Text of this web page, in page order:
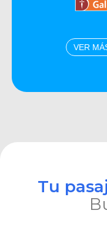
VER
Tu